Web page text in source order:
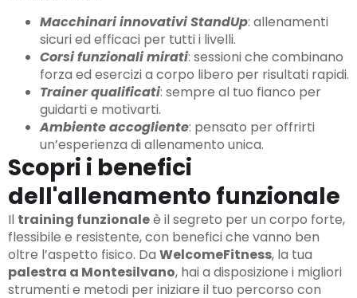
Macchinari innovativi StandUp: allenamenti
sicuri ed efficaci per tutti i livelli.
Corsi funzionali mirati: sessioni che combinano
forza ed esercizi a corpo libero per risultati rapidi.
Trainer qualificati: sempre al tuo fianco per
guidarti e motivarti.
Ambiente accogliente: pensato per offrirti
un’esperienza di allenamento unica.
Scopri i benefici
dell'allenamento funzionale
Il training funzionaleè il segreto per un corpo forte,
flessibile e resistente, con benefici che vanno ben
oltre l’aspetto fisico. Da WelcomeFitness, la tua
palestra a Montesilvano, hai a disposizione i migliori
strumenti e metodi per iniziare il tuo percorso con